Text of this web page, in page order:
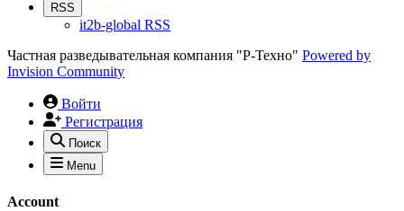
RSS
it2b-global RSS
Частная разведывательная компания "Р-Техно" Powered by
Invision Community
Войти
Регистрация
Поиск
Menu
Account